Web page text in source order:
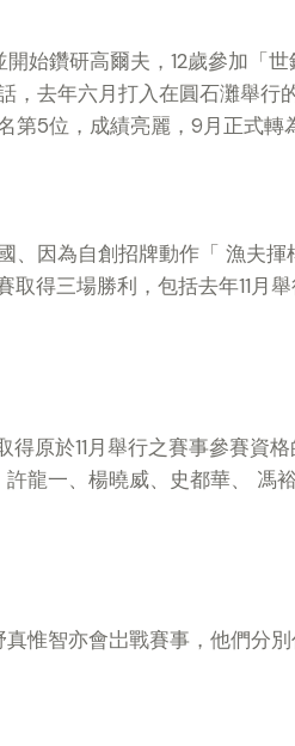
始鑽研高爾夫，12歲參加「
，去年六月打入在圓石灘舉行
5位，成績亮麗，9月正式轉
、因為自創招牌動作「 漁夫
得三場勝利，包括去年11月
原於11月舉行之賽事參賽資
龍一、楊曉威、史都華、 馮
惟智亦會岀戰賽事，他們分別